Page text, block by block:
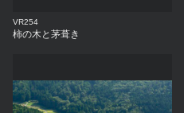
VR254
柿の木と茅葺き